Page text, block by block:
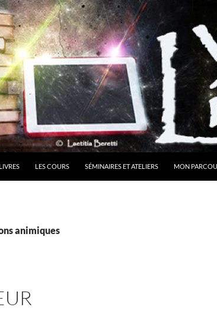
LES COURS SÉMINAIRES ET ATELIERS MON
animiques